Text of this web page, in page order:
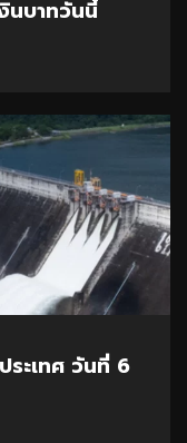
นบาทวันนี้
ะเทศ วันที่ 6